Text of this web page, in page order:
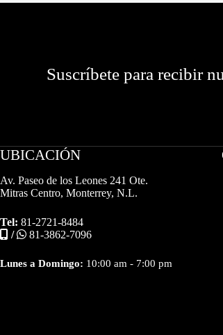
Suscríbete para recibir
UBICACIÓN
Av. Paseo de los Leones 241 Ote.
Mitras Centro, Monterrey, N.L.
Tel: 81-2721-8484
/
81-3862-7096
Lunes a Domingo: 10:00 am - 7:00 pm